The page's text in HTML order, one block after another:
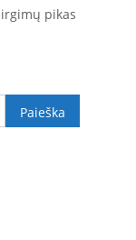
pikas
Ieškoti: